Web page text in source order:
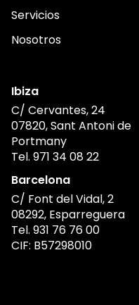
Servicios
Nosotros
Ibiza
C/ Cervantes, 24
07820, Sant Antoni de
Portmany
Tel. 971 34 08 22
Barcelona
C/ Font del Vidal, 2
08292, Esparreguera
Tel. 931 76 76 00
CIF: B57298010